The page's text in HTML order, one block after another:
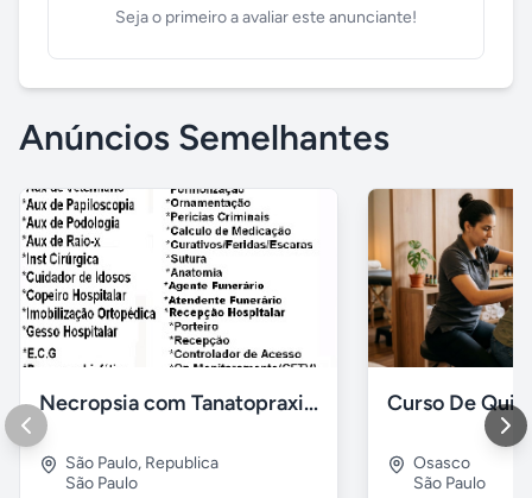
Seja o primeiro a avaliar este anunciante!
Anúncios Semelhantes
Necropsia com Tanatopraxia e muito mais
São Paulo, Republica
São Paulo
Osasco
São Paulo